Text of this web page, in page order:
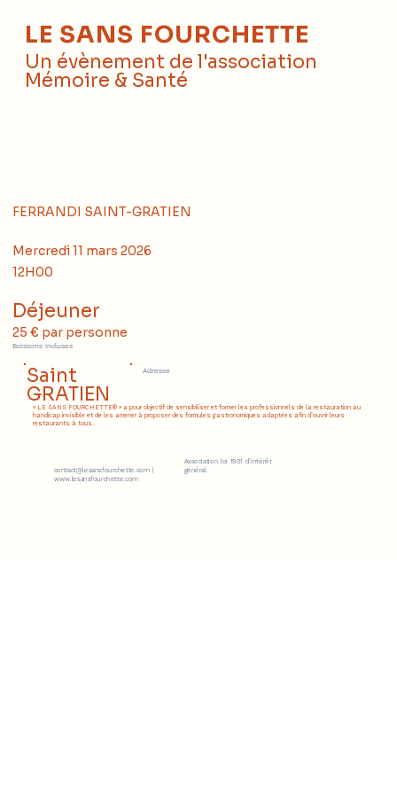
LE SANS FOURCHETTE
Un évènement de l'association
Mémoire & Santé
FERRANDI SAINT-GRATIEN
Mercredi 11 mars 2026
12H00
Déjeuner
25 € par personne
Boissons incluses
Saint
GRATIEN
Adresse
« LE SANS FOURCHETTE® » a pour objectif de sensibiliser et former les professionnels de la restauration au
handicap invisible et de les amener à proposer des formules gastronomiques adaptées afin d’ouvrir leurs
restaurants à tous.
contact@lesansfourchette.com
www.lesansfourchette.com
Association loi 1901 d’intérêt
général